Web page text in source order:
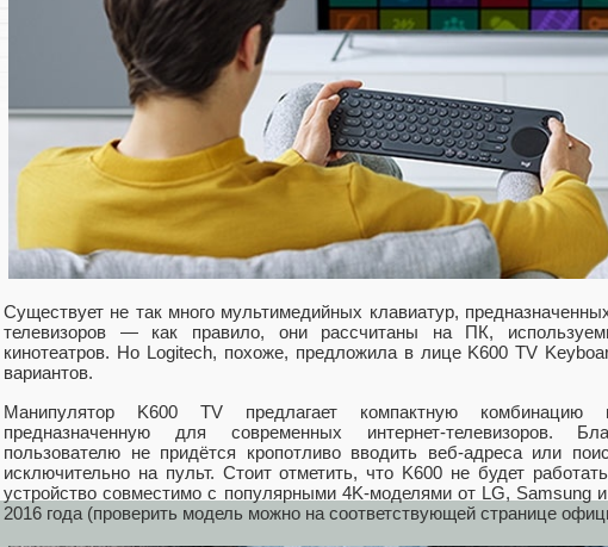
Существует не так много мультимедийных клавиатур,
телевизоров — как правило, они рассчитаны на ПК,
кинотеатров. Но Logitech, похоже, предложила в лице K600 TV
вариантов.
Манипулятор K600 TV предлагает компактную комбинацию
предназначенную для современных интернет-телевизоров.
пользователю не придётся кропотливо вводить веб-адреса или
исключительно на пульт. Стоит отметить, что K600 не будет
устройство совместимо с популярными 4K-моделями от LG, Samsung
2016 года (проверить модель можно на соответствующей странице